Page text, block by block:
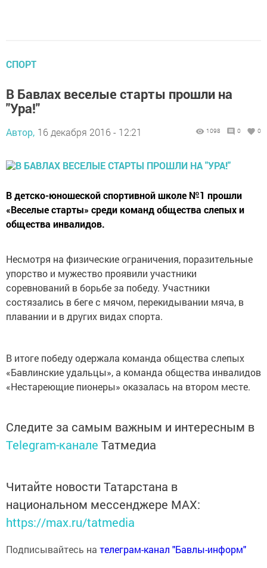
СПОРТ
В Бавлах веселые старты прошли на
"Ура!"
Автор, 16 декабря 2016 - 12:21 1098 0 0
В детско-юношеской спортивной школе №1 прошли
«Веселые старты» среди команд общества слепых и
общества инвалидов.
Несмотря на физические ограничения, поразительные
упорство и мужество проявили участники
соревнований в борьбе за победу. Участники
состязались в беге с мячом, перекидывании мяча, в
плавании и в других видах спорта.
В итоге победу одержала команда общества слепых
«Бавлинские удальцы», а команда общества инвалидов
«Нестареющие пионеры» оказалась на втором месте.
Следите за самым важным и интересным в
Telegram-канале Татмедиа
Читайте новости Татарстана в
национальном мессенджере MАХ:
https://max.ru/tatmedia
Подписывайтесь на телеграм-канал "Бавлы-информ"